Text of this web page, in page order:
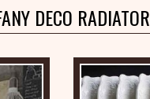
DECO RADIATOR